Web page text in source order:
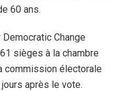
60 ans.
Change
sièges à la chambre
commission électorale
après le vote.